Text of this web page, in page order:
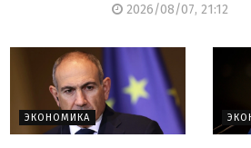
2026/08/07, 21:12
ЭКОНОМИКА